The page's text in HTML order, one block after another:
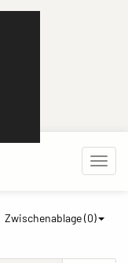
Zwischenablage (0)